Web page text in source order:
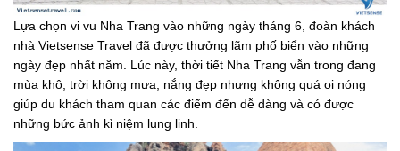
Lựa chọn vi vu Nha Trang vào những ngày tháng 6, đoàn khách
nhà Vietsense Travel đã được thưởng lãm phố biển vào những
ngày đẹp nhất năm. Lúc này, thời tiết Nha Trang vẫn trong đang
mùa khô, trời không mưa, nắng đẹp nhưng không quá oi nóng
giúp du khách tham quan các điểm đến dễ dàng và có được
những bức ảnh kỉ niệm lung linh.